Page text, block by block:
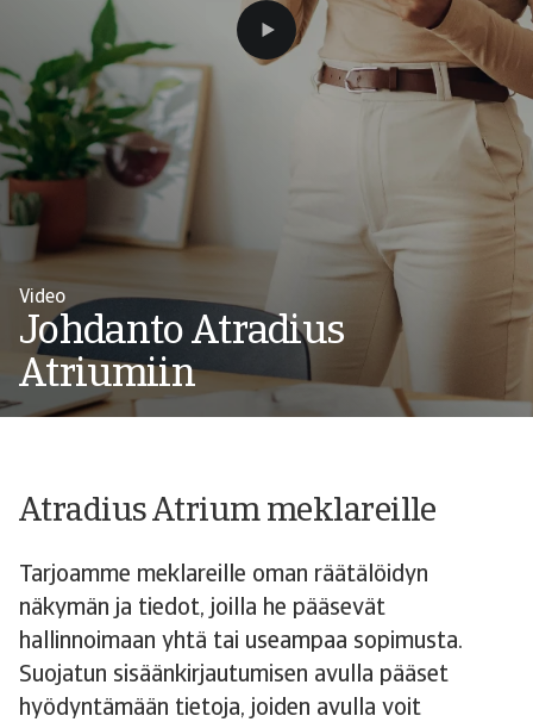
Video
Johdanto Atradius
Atriumiin
Atradius Atrium meklareille
Tarjoamme meklareille oman räätälöidyn
näkymän ja tiedot, joilla he pääsevät
hallinnoimaan yhtä tai useampaa sopimusta.
Suojatun sisäänkirjautumisen avulla pääset
hyödyntämään tietoja, joiden avulla voit